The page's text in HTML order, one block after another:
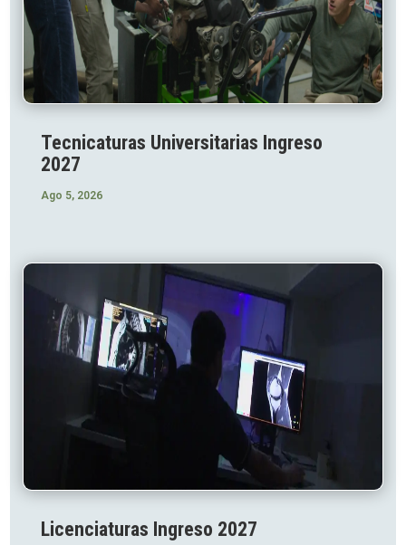
Tecnicaturas Universitarias Ingreso
2027
Ago 5, 2026
Licenciaturas Ingreso 2027